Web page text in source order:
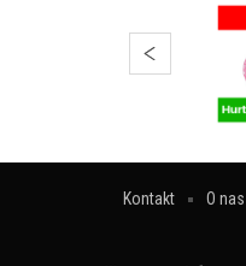
Kontakt O nas